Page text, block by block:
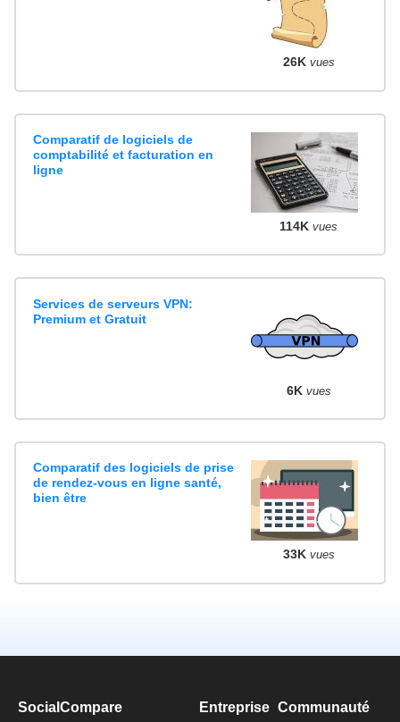
26K vues
Comparatif de logiciels de
comptabilité et facturation en
ligne
114K vues
Services de serveurs VPN:
Premium et Gratuit
6K vues
Comparatif des logiciels de prise
de rendez-vous en ligne santé,
bien être
33K vues
SocialCompare Entreprise Communauté